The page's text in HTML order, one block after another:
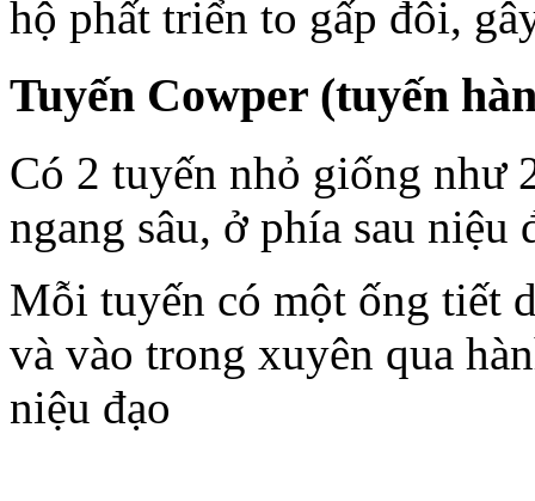
hộ phất triển to gấp đôi,
Tuyến Cowper (tuyến
Có 2 tuyến nhỏ giống như
ngang sâu, ở phía sau niệu
Mỗi tuyến có một ống tiết
và vào trong xuyên qua
niệu đạo